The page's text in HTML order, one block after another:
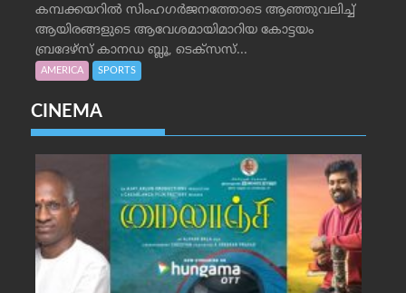
കമ്പക്കയറില്‍ സിംഹഗര്‍ജനത്തോടെ ആഞ്ഞുവലിച്ച്
ആയിരങ്ങളുടെ ആവേശമായിമാറിയ കോട്ടയം
ബ്രദേഴ്‌സ് കാനഡ ബ്ലൂ, ടെക്‌സസ്...
AMERICA SPORTS
CINEMA